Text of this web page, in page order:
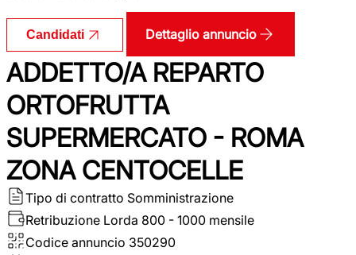
Candidati Dettaglio annuncio
ADDETTO/A REPARTO
ORTOFRUTTA
SUPERMERCATO - ROMA
ZONA CENTOCELLE
Tipo di contratto Somministrazione
Retribuzione Lorda 800 - 1000 mensile
Codice annuncio 350290